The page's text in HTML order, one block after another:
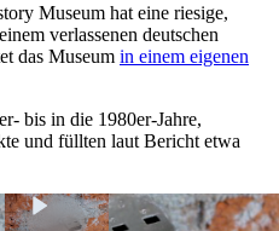
Museum hat eine riesige,
verlassenen deutschen
das Museum in einem eigenen
bis in die 1980er-Jahre,
und füllten laut Bericht etwa